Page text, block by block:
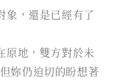
，還是已經有了
地，雙方對於未
妳仍迫切的盼想著